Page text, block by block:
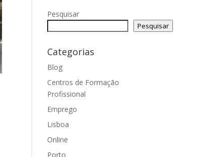
Pesquisar
Pesquisar
Categorias
Blog
Centros de Formação
Profissional
Emprego
Lisboa
Online
Porto